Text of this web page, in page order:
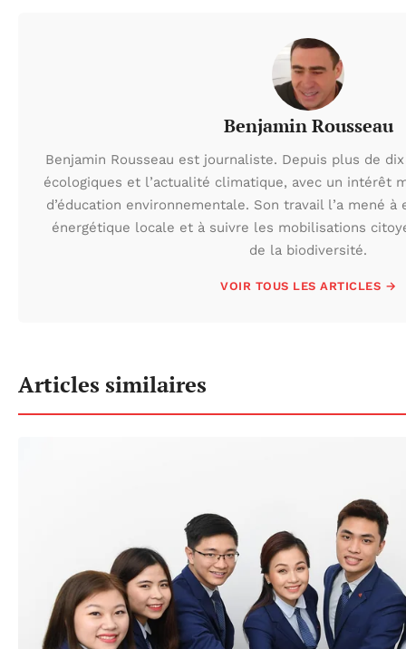
Benjamin Rousseau
Benjamin Rousseau est journaliste. Depuis plus de
écologiques et l’actualité climatique, avec un intérêt
d’éducation environnementale. Son travail l’a mené
énergétique locale et à suivre les mobilisations
de la biodiversité.
VOIR TOUS LES ARTICLES →
Articles similaires